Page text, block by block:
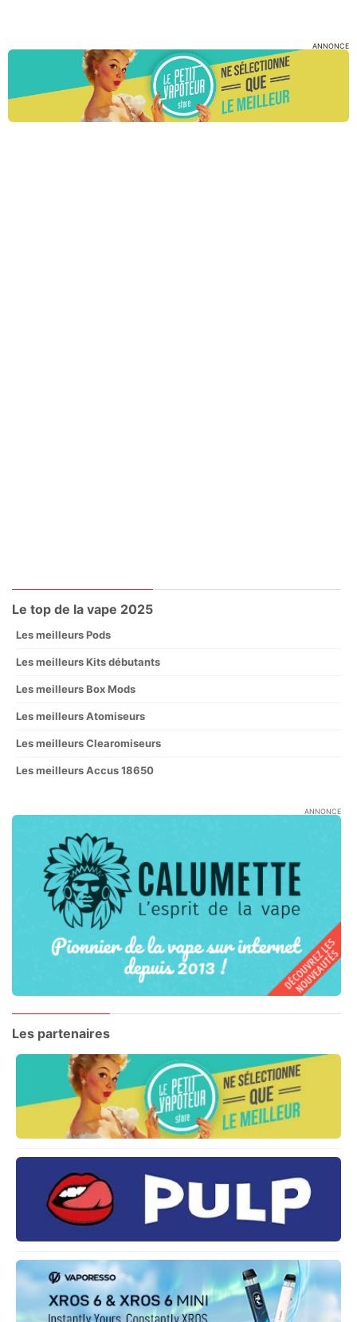
ANNONCE
Le top de la vape 2025
Les meilleurs Pods
Les meilleurs Kits débutants
Les meilleurs Box Mods
Les meilleurs Atomiseurs
Les meilleurs Clearomiseurs
Les meilleurs Accus 18650
ANNONCE
Les partenaires